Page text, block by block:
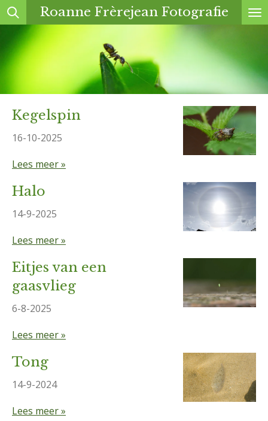
Ga
direct
naar
de
Roanne Frèrejean Fotografie
Kegelspin
16-10-2025
Lees meer »
Halo
14-9-2025
Lees meer »
Eitjes van een
gaasvlieg
6-8-2025
Lees meer »
Tong
14-9-2024
Lees meer »